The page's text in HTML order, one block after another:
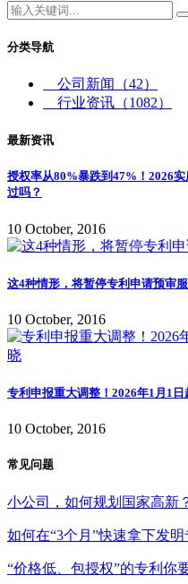
分类导航
公司新闻
（42）
行业资讯 （1082）
最新资讯
授权率从80%暴跌到47%！2026
过吗？
10 October, 2016
这4种情形，将暂停专利申请预审
10 October, 2016
专利申报重大调整！2026年1月1
10 October, 2016
常见问题
小公司，如何规划国家高新
如何在“3个月”快速拿下发明
“价格低、包授权”的专利你